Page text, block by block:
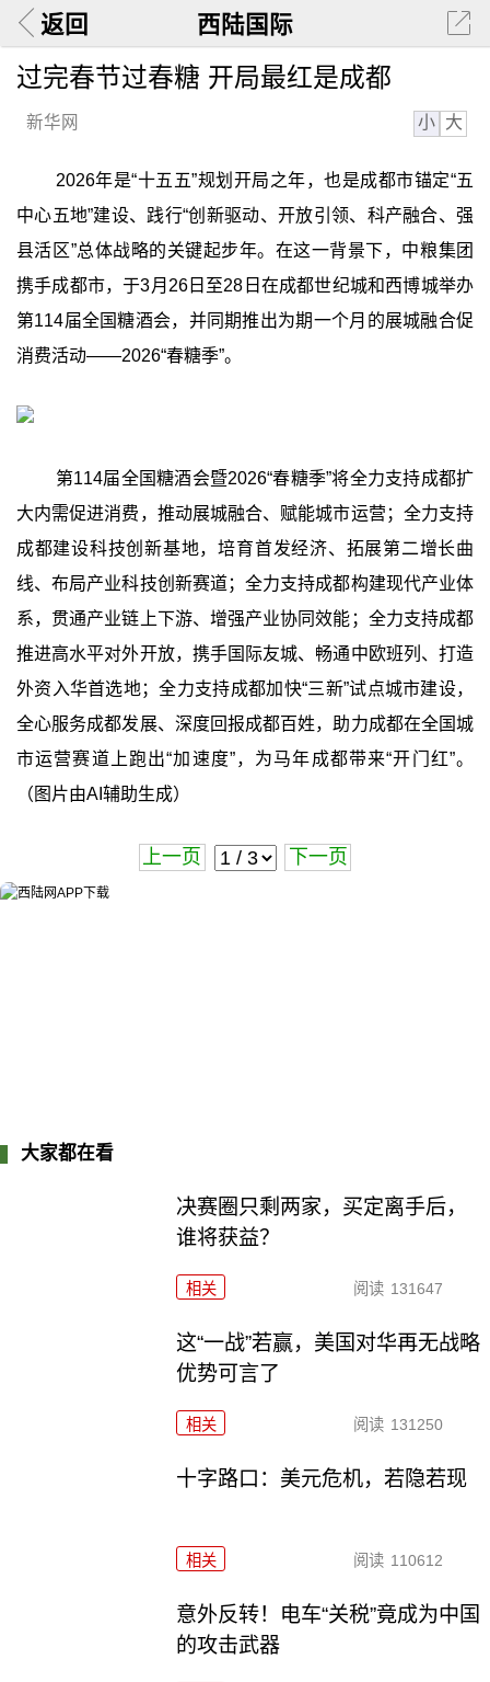
返回 西陆国际
过完春节过春糖 开局最红是成都
新华网 小 大
2026年是“十五五”规划开局之年，也是成都市锚定“五
中心五地”建设、践行“创新驱动、开放引领、科产融合、强
县活区”总体战略的关键起步年。在这一背景下，中粮集团
携手成都市，于3月26日至28日在成都世纪城和西博城举办
第114届全国糖酒会，并同期推出为期一个月的展城融合促
消费活动——2026“春糖季”。
第114届全国糖酒会暨2026“春糖季”将全力支持成都扩
大内需促进消费，推动展城融合、赋能城市运营；全力支持
成都建设科技创新基地，培育首发经济、拓展第二增长曲
线、布局产业科技创新赛道；全力支持成都构建现代产业体
系，贯通产业链上下游、增强产业协同效能；全力支持成都
推进高水平对外开放，携手国际友城、畅通中欧班列、打造
外资入华首选地；全力支持成都加快“三新”试点城市建设，
全心服务成都发展、深度回报成都百姓，助力成都在全国城
市运营赛道上跑出“加速度”，为马年成都带来“开门红”。
（图片由AI辅助生成）
上一页 下一页
大家都在看
决赛圈只剩两家，买定离手后，
谁将获益？
相关 阅读 131647
这“一战”若赢，美国对华再无战略
优势可言了
相关 阅读 131250
十字路口：美元危机，若隐若现
相关 阅读 110612
意外反转！电车“关税”竟成为中国
的攻击武器